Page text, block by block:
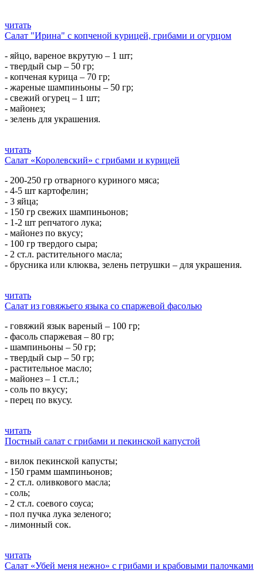
читать
Салат "Ирина" с копченой курицей, грибами и огурцом
- яйцо, вареное вкрутую – 1 шт;
- твердый сыр – 50 гр;
- копченая курица – 70 гр;
- жареные шампиньоны – 50 гр;
- свежий огурец – 1 шт;
- майонез;
- зелень для украшения.
читать
Салат «Королевский» с грибами и курицей
- 200-250 гр отварного куриного мяса;
- 4-5 шт картофелин;
- 3 яйца;
- 150 гр свежих шампиньонов;
- 1-2 шт репчатого лука;
- майонез по вкусу;
- 100 гр твердого сыра;
- 2 ст.л. растительного масла;
- брусника или клюква, зелень петрушки – для украшения.
читать
Салат из говяжьего языка со спаржевой фасолью
- говяжий язык вареный – 100 гр;
- фасоль спаржевая – 80 гр;
- шампиньоны – 50 гр;
- твердый сыр – 50 гр;
- растительное масло;
- майонез – 1 ст.л.;
- соль по вкусу;
- перец по вкусу.
читать
Постный салат с грибами и пекинской капустой
- вилок пекинской капусты;
- 150 грамм шампиньонов;
- 2 ст.л. оливкового масла;
- соль;
- 2 ст.л. соевого соуса;
- пол пучка лука зеленого;
- лимонный сок.
читать
Салат «Убей меня нежно» с грибами и крабовыми палочками